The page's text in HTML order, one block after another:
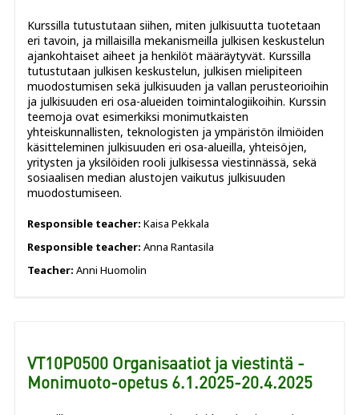
Kurssilla tutustutaan siihen, miten julkisuutta tuotetaan
eri tavoin, ja millaisilla mekanismeilla julkisen keskustelun
ajankohtaiset aiheet ja henkilöt määräytyvät. Kurssilla
tutustutaan julkisen keskustelun, julkisen mielipiteen
muodostumisen sekä julkisuuden ja vallan perusteorioihin
ja julkisuuden eri osa-alueiden toimintalogiikoihin. Kurssin
teemoja ovat esimerkiksi monimutkaisten
yhteiskunnallisten, teknologisten ja ympäristön ilmiöiden
käsitteleminen julkisuuden eri osa-alueilla, yhteisöjen,
yritysten ja yksilöiden rooli julkisessa viestinnässä, sekä
sosiaalisen median alustojen vaikutus julkisuuden
muodostumiseen.
Responsible teacher: Kaisa Pekkala
Responsible teacher: Anna Rantasila
Teacher: Anni Huomolin
VT10P0500 Organisaatiot ja viestintä -
Monimuoto-opetus 6.1.2025-20.4.2025